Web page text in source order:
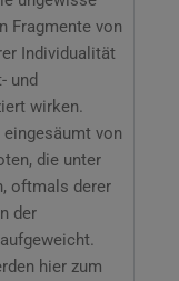
Fragmente von
Individualität
und
wirken.
von
die unter
oftmals derer
der
hier zum